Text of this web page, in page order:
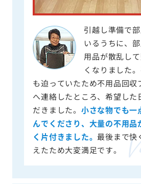
引越し準備で
いるうちに、
用品が散乱し
くなりました
も迫っていたため不用品回収
へ連絡したところ、希望した
だきました。 小さな物でも一
んでくださり、大量の不用品
く片付きました。 最後まで快
えたため大変満足です。